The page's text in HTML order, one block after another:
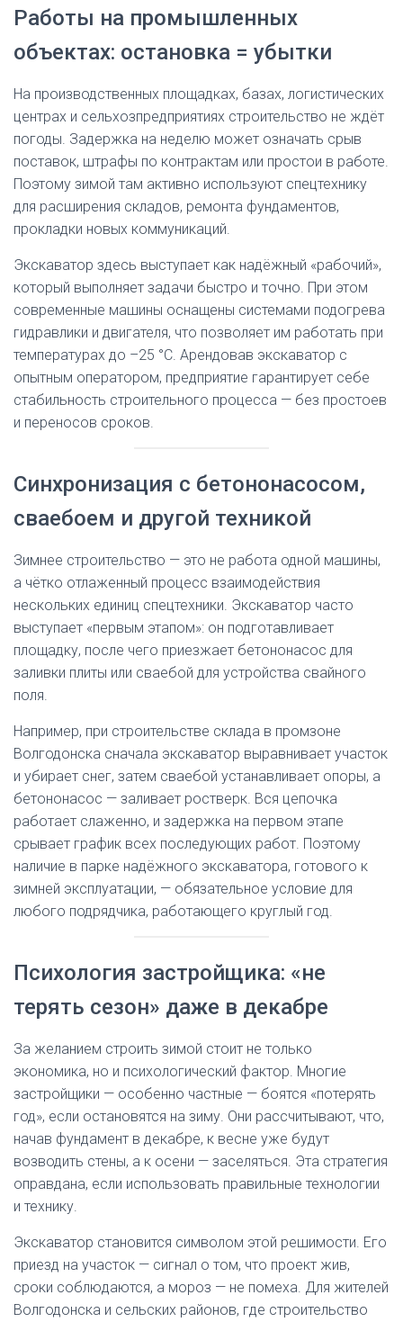
Работы на промышленных
объектах: остановка = убытки
На производственных площадках, базах, логистических
центрах и сельхозпредприятиях строительство не ждёт
погоды. Задержка на неделю может означать срыв
поставок, штрафы по контрактам или простои в работе.
Поэтому зимой там активно используют спецтехнику
для расширения складов, ремонта фундаментов,
прокладки новых коммуникаций.
Экскаватор здесь выступает как надёжный «рабочий»,
который выполняет задачи быстро и точно. При этом
современные машины оснащены системами подогрева
гидравлики и двигателя, что позволяет им работать при
температурах до –25 °C. Арендовав экскаватор с
опытным оператором, предприятие гарантирует себе
стабильность строительного процесса — без простоев
и переносов сроков.
Синхронизация с бетононасосом,
сваебоем и другой техникой
Зимнее строительство — это не работа одной машины,
а чётко отлаженный процесс взаимодействия
нескольких единиц спецтехники. Экскаватор часто
выступает «первым этапом»: он подготавливает
площадку, после чего приезжает бетононасос для
заливки плиты или сваебой для устройства свайного
поля.
Например, при строительстве склада в промзоне
Волгодонска сначала экскаватор выравнивает участок
и убирает снег, затем сваебой устанавливает опоры, а
бетононасос — заливает ростверк. Вся цепочка
работает слаженно, и задержка на первом этапе
срывает график всех последующих работ. Поэтому
наличие в парке надёжного экскаватора, готового к
зимней эксплуатации, — обязательное условие для
любого подрядчика, работающего круглый год.
Психология застройщика: «не
терять сезон» даже в декабре
За желанием строить зимой стоит не только
экономика, но и психологический фактор. Многие
застройщики — особенно частные — боятся «потерять
год», если остановятся на зиму. Они рассчитывают, что,
начав фундамент в декабре, к весне уже будут
возводить стены, а к осени — заселяться. Эта стратегия
оправдана, если использовать правильные технологии
и технику.
Экскаватор становится символом этой решимости. Его
приезд на участок — сигнал о том, что проект жив,
сроки соблюдаются, а мороз — не помеха. Для жителей
Волгодонска и сельских районов, где строительство